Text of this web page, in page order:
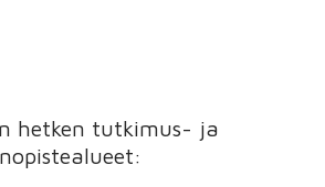
hetken tutkimus- ja